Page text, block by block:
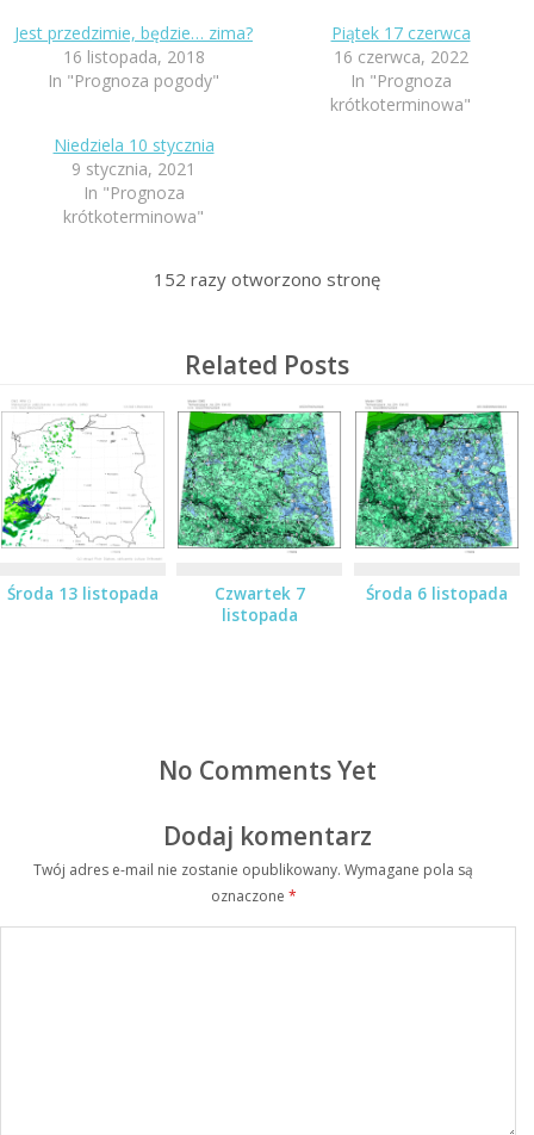
Jest przedzimie, będzie… zima?
16 listopada, 2018
In "Prognoza pogody"
Piątek 17 czerwca
16 czerwca, 2022
In "Prognoza
krótkoterminowa"
Niedziela 10 stycznia
9 stycznia, 2021
In "Prognoza
krótkoterminowa"
152 razy otworzono stronę
Related Posts
Środa 13 listopada
Czwartek 7
listopada
Środa 6 listopada
No Comments Yet
Dodaj komentarz
Twój adres e-mail nie zostanie opublikowany. Wymagane pola są
oznaczone *